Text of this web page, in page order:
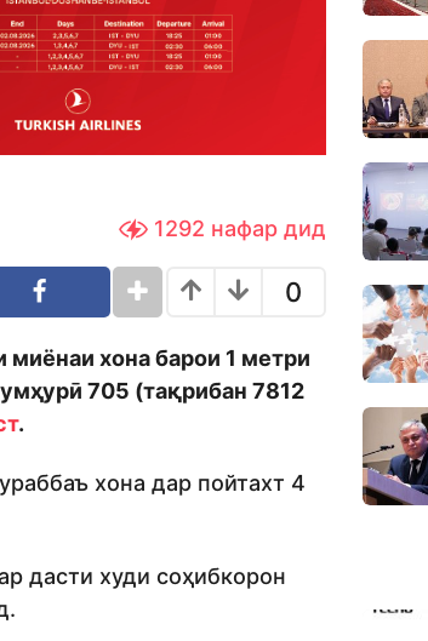
1292 нафар дид
0
миёнаи хона барои 1 метри
705 (тақрибан 7812
.
хона дар пойтахт 4
дасти худи соҳибкорон